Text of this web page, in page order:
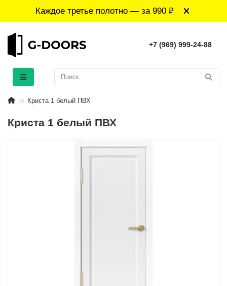
Каждое третье полотно — за 990 ₽
+7 (969) 999-24-88
Криста 1 белый ПВХ
Криста 1 белый ПВХ